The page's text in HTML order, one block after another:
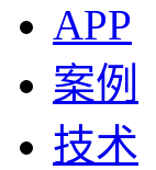
APP
案例
技术